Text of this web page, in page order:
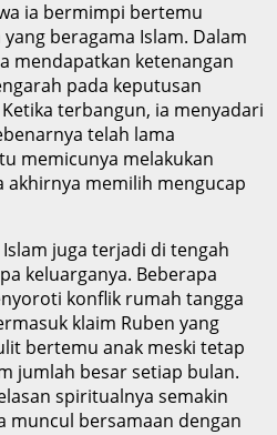
ia bermimpi bertemu
beragama Islam. Dalam
mendapatkan ketenangan
pada keputusan
terbangun, ia menyadari
telah lama
memicunya melakukan
akhirnya memilih mengucap
juga terjadi di tengah
keluarganya. Beberapa
konflik rumah tangga
klaim Ruben yang
bertemu anak meski tetap
jumlah besar setiap bulan.
spiritualnya semakin
muncul bersamaan dengan